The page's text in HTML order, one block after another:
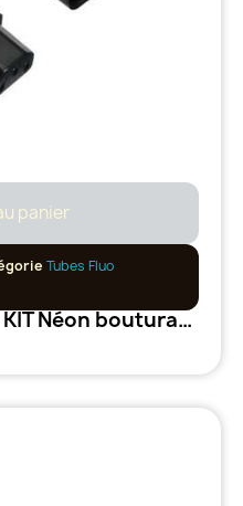
panier
Tubes Fluo
Câble IEC pour relier KIT Néon bouturage secret jardin